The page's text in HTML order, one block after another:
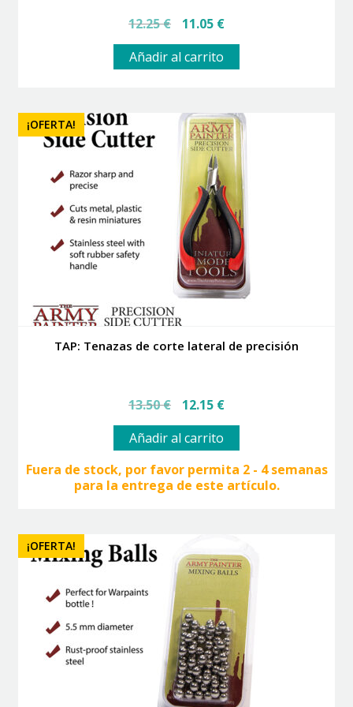
12.25€
El
original
era:
11.05 €El
es:
Añadir al carrito
TAP: Tenazas de corte lateral de precisión
¡OFERTA!
13.50€
El
original
era:
13.50 €.
12.15 €El
es:
12.15 €.
Añadir al carrito
Fuera de stock, por favor permita 2 - 4 semanas
para la entrega de este artículo.
¡OFERTA!